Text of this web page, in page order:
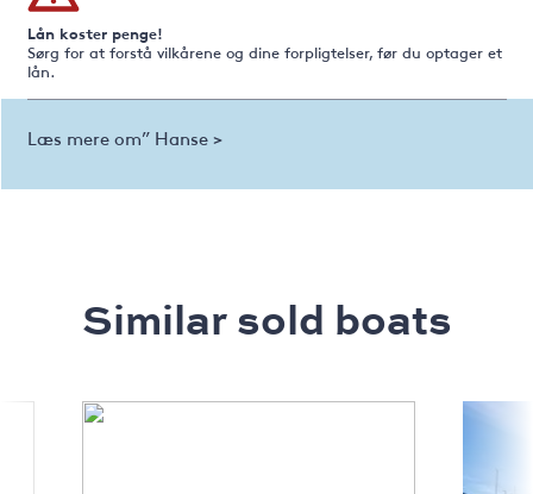
Lån koster penge!
Sørg for at forstå vilkårene og dine forpligtelser, før du optager et
lån.
Læs mere om” Hanse >
Similar sold boats